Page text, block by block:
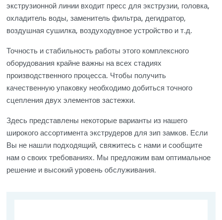
экструзионной линии входит пресс для экструзии, головка,
охладитель воды, заменитель фильтра, дегидратор,
воздушная сушилка, воздуходувное устройство и т.д.
Точность и стабильность работы этого комплексного
оборудования крайне важны на всех стадиях
производственного процесса. Чтобы получить
качественную упаковку необходимо добиться точного
сцепления двух элементов застежки.
Здесь представлены некоторые варианты из нашего
широкого ассортимента экструдеров для зип замков. Если
Вы не нашли подходящий, свяжитесь с нами и сообщите
нам о своих требованиях. Мы предложим вам оптимальное
решение и высокий уровень обслуживания.